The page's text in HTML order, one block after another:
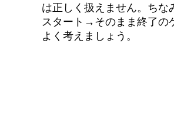
は正しく扱えません。ちな
スタート→そのまま終了の
よく考えましょう。